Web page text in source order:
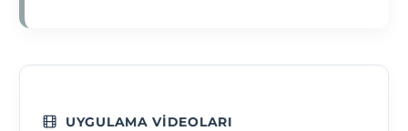
UYGULAMA VIDEOLARI